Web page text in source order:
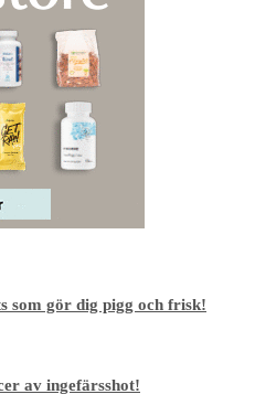
som gör dig pigg och frisk!
av ingefärsshot!